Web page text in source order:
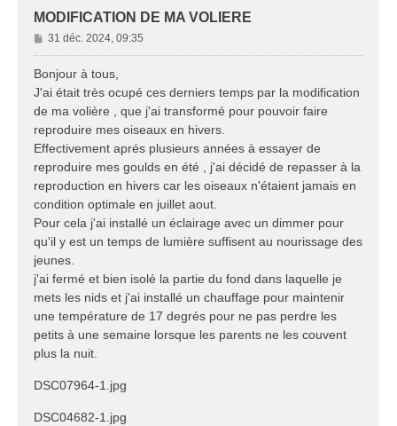
MODIFICATION DE MA VOLIERE
M
e
s
g
e
31 déc. 2024, 09:35
Bonjour à tous,
J'ai était très ocupé ces derniers temps par la modification
de ma volière , que j'ai transformé pour pouvoir faire
reproduire mes oiseaux en hivers.
Effectivement aprés plusieurs années à essayer de
reproduire mes goulds en été , j'ai décidé de repasser à la
reproduction en hivers car les oiseaux n'étaient jamais en
condition optimale en juillet aout.
Pour cela j'ai installé un éclairage avec un dimmer pour
qu'il y est un temps de lumière suffisent au nourissage des
jeunes.
j'ai fermé et bien isolé la partie du fond dans laquelle je
mets les nids et j'ai installé un chauffage pour maintenir
une température de 17 degrés pour ne pas perdre les
petits à une semaine lorsque les parents ne les couvent
plus la nuit.
DSC07964-1.jpg
DSC04682-1.jpg